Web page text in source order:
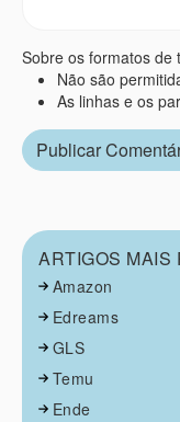
Sobre os formatos de
Não são
As linhas e os
ARTIGOS MAIS
Amazon
Edreams
GLS
Temu
Ende